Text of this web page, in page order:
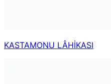
KASTAMONU LÂHİKASI